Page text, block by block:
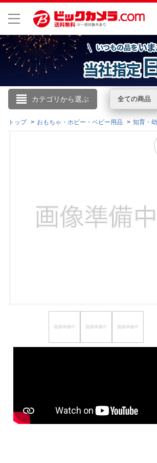
カテゴリから選ぶ 全ての商品
こんにちは
ログイン
閲覧履歴
トップ おもちゃ・ホビー・ベビー用品 知育・